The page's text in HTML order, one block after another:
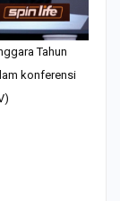
Tahun
konferensi